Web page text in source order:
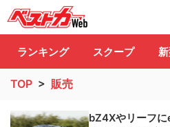
自動車情報誌
ランキング スクープ
TOP > 販売
bZ4Xやリーフ